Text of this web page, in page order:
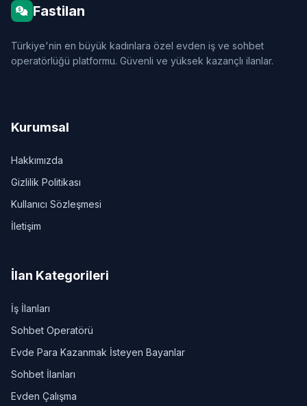
Fastilan
Türkiye'nin en büyük kadınlara özel evden iş ve sohbet
operatörlüğü platformu. Güvenli ve yüksek kazançlı ilanlar.
Kurumsal
Hakkımızda
Gizlilik Politikası
Kullanıcı Sözleşmesi
İletişim
İlan Kategorileri
İş İlanları
Sohbet Operatörü
Evde Para Kazanmak İsteyen Bayanlar
Sohbet İlanları
Evden Çalışma